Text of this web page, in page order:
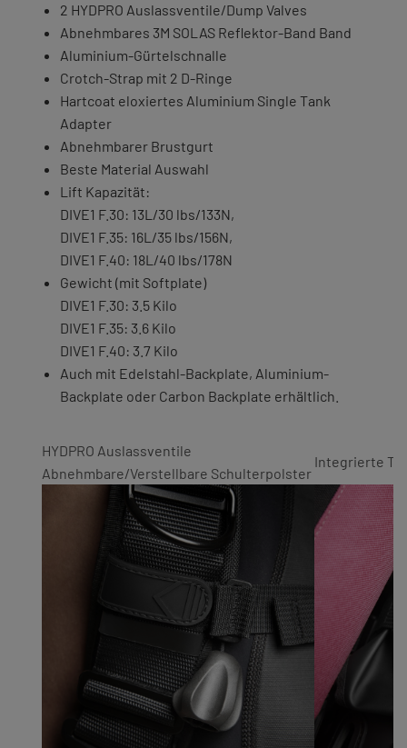
2 HYDPRO Auslassventile/Dump Valves
Abnehmbares 3M SOLAS Reflektor-Band Band
Aluminium-Gürtelschnalle
Crotch-Strap mit 2 D-Ringe
Hartcoat eloxiertes Aluminium Single Tank
Adapter
Abnehmbarer Brustgurt
Beste Material Auswahl
Lift Kapazität:
DIVE1 F.30: 13L/30 lbs/133N,
DIVE1 F.35: 16L/35 lbs/156N,
DIVE1 F.40: 18L/40 lbs/178N
Gewicht (mit Softplate)
DIVE1 F.30: 3.5 Kilo
DIVE1 F.35: 3.6 Kilo
DIVE1 F.40: 3.7 Kilo
Auch mit Edelstahl-Backplate, Aluminium-
Backplate oder Carbon Backplate erhältlich.
HYDPRO Auslassventile
Abnehmbare/Verstellbare Schulterpolster
Integrierte